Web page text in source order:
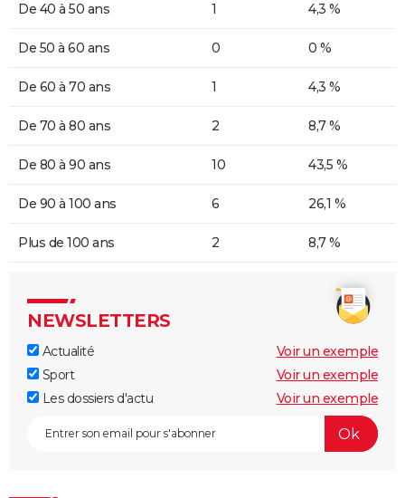
De 40 à 50 ans 1 4,3 %
De 50 à 60 ans 0 0 %
De 60 à 70 ans 1 4,3 %
De 70 à 80 ans 2 8,7 %
De 80 à 90 ans 10 43,5 %
De 90 à 100 ans 6 26,1 %
Plus de 100 ans 2 8,7 %
NEWSLETTERS
Actualité
Voir un exemple
Sport
Voir un exemple
Les dossiers d'actu
Voir un exemple